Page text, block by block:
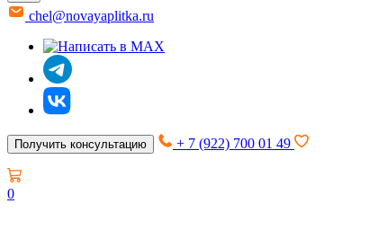
chel@novayaplitka.ru
Получить консультацию + 7 (922) 700 01 49
0